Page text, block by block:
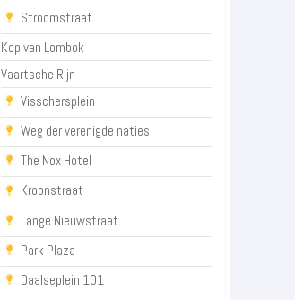
Stroomstraat
Kop van Lombok
Vaartsche Rijn
Visschersplein
Weg der verenigde naties
The Nox Hotel
Kroonstraat
Lange Nieuwstraat
Park Plaza
Daalseplein 101